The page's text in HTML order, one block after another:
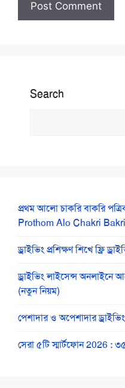
Search
প্রথম আলো চাকরি বাকরি
Prothom Alo Chakri
ড্রাইভিং প্রশিক্ষণ শিখে ফ্রি
ড্রাইভিং লাইসেন্স
(নতুন নিয়ম)
পেশাদার ও অপেশাদার
সেরা ৫টি স্মার্টফোন 2026